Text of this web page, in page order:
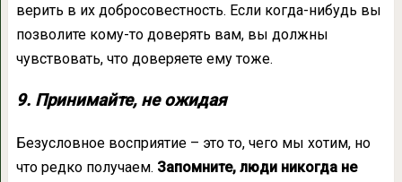
верить в их добросовестность. Если когда-нибудь вы
позволите кому-то доверять вам, вы должны
чувствовать, что доверяете ему тоже.
9. Принимайте, не ожидая
Безусловное восприятие – это то, чего мы хотим, но
что редко получаем. Запомните, люди никогда не